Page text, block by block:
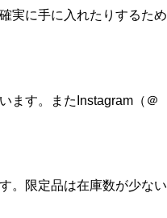
実に手に入れたりするた
ます。またInstagram（＠
限定品は在庫数が少ない